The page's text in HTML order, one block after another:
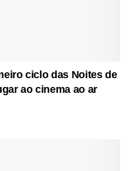
ciclo das Noites de
ao cinema ao ar